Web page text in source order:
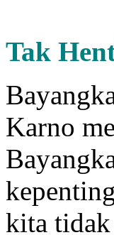
Tak H
Karno
kita tidak